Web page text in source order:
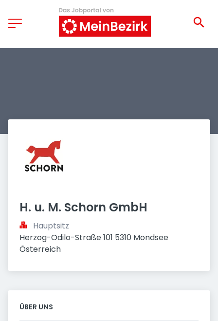
H. u. M. Schorn GmbH
Hauptsitz
Herzog-Odilo-Straße 101 5310 Mondsee
Österreich
ÜBER UNS